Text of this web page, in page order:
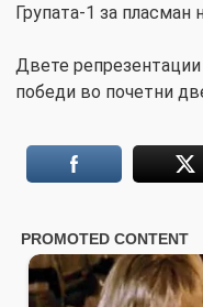
Групата-1 за пласман
Двете
победи во почетни